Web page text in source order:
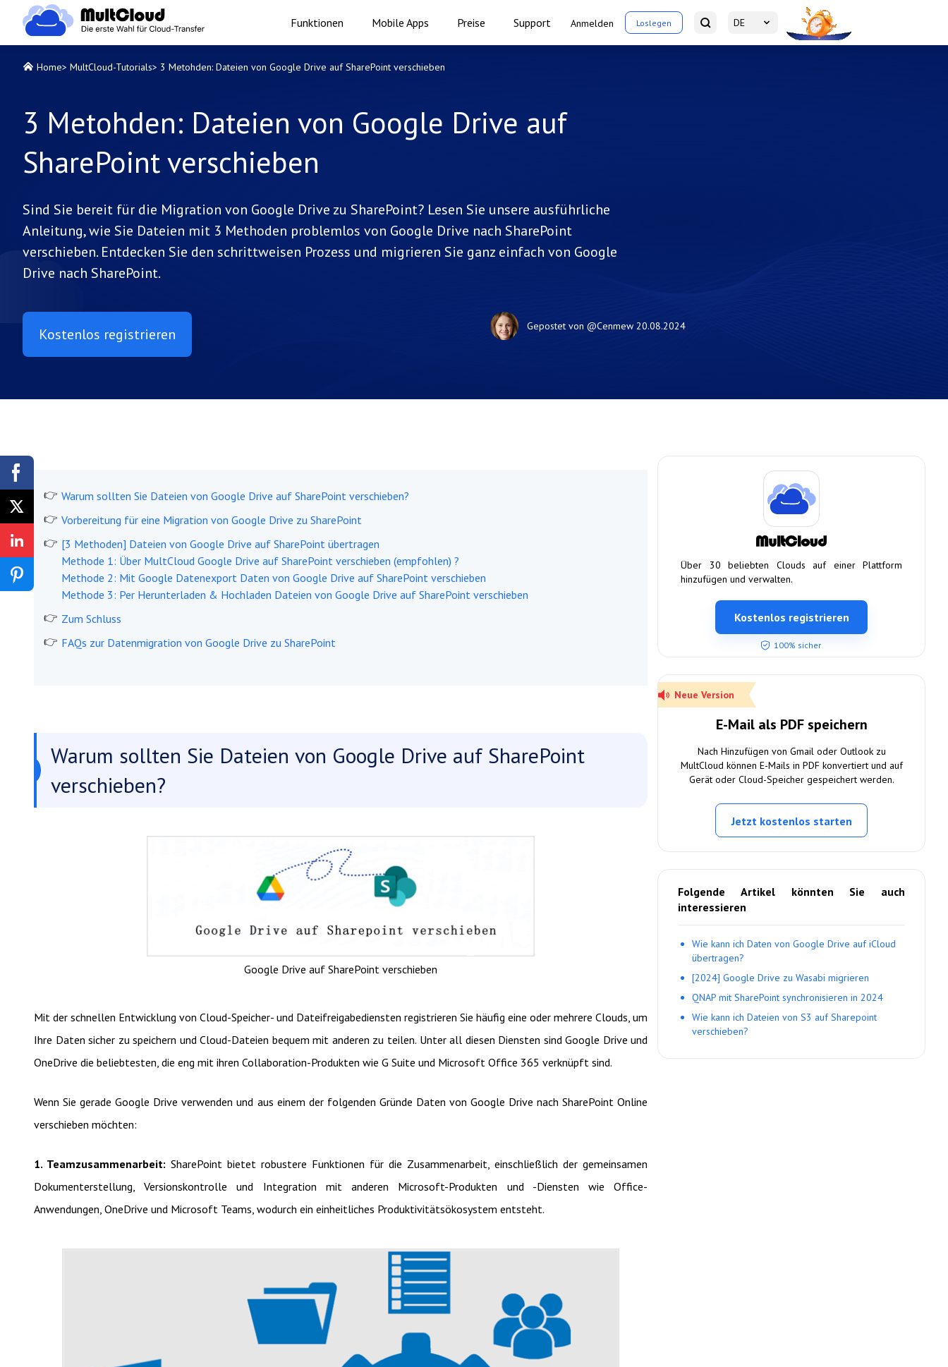
Funktionen Mobile Apps Preise Support Anmelden Loslegen DE
Home> MultCloud-Tutorials> 3 Metohden: Dateien von Google Drive auf SharePoint verschieben
3 Metohden: Dateien von Google Drive auf
SharePoint verschieben
Sind Sie bereit für die Migration von Google Drive zu SharePoint? Lesen Sie unsere ausführliche
Anleitung, wie Sie Dateien mit 3 Methoden problemlos von Google Drive nach SharePoint
verschieben. Entdecken Sie den schrittweisen Prozess und migrieren Sie ganz einfach von Google
Drive nach SharePoint.
Kostenlos registrieren Gepostet von @Cenmew 20.08.2024
Warum sollten Sie Dateien von Google Drive auf SharePoint verschieben?
Vorbereitung für eine Migration von Google Drive zu SharePoint
[3 Methoden] Dateien von Google Drive auf SharePoint übertragen
Methode 1: Über MultCloud Google Drive auf SharePoint verschieben (empfohlen) ?
Methode 2: Mit Google Datenexport Daten von Google Drive auf SharePoint verschieben
Methode 3: Per Herunterladen & Hochladen Dateien von Google Drive auf SharePoint verschieben
Zum Schluss
FAQs zur Datenmigration von Google Drive zu SharePoint
Warum sollten Sie Dateien von Google Drive auf SharePoint
verschieben?
Google Drive auf SharePoint verschieben
Mit der schnellen Entwicklung von Cloud-Speicher- und Dateifreigabediensten registrieren Sie häufig eine oder mehrere Clouds, um
Ihre Daten sicher zu speichern und Cloud-Dateien bequem mit anderen zu teilen. Unter all diesen Diensten sind Google Drive und
OneDrive die beliebtesten, die eng mit ihren Collaboration-Produkten wie G Suite und Microsoft Office 365 verknüpft sind.
Wenn Sie gerade Google Drive verwenden und aus einem der folgenden Gründe Daten von Google Drive nach SharePoint Online
verschieben möchten:
1. Teamzusammenarbeit: SharePoint bietet robustere Funktionen für die Zusammenarbeit, einschließlich der gemeinsamen
Dokumenterstellung, Versionskontrolle und Integration mit anderen Microsoft-Produkten und -Diensten wie Office-
Anwendungen, OneDrive und Microsoft Teams, wodurch ein einheitliches Produktivitätsökosystem entsteht.
Über 30 beliebten Clouds auf einer Plattform
hinzufügen und verwalten.
Kostenlos registrieren
100% sicher
Neue Version
E-Mail als PDF speichern
Nach Hinzufügen von Gmail oder Outlook zu
MultCloud können E-Mails in PDF konvertiert und auf
Gerät oder Cloud-Speicher gespeichert werden.
Jetzt kostenlos starten
Folgende Artikel könnten Sie auch
interessieren
Wie kann ich Daten von Google Drive auf iCloud
übertragen?
[2024] Google Drive zu Wasabi migrieren
QNAP mit SharePoint synchronisieren in 2024
Wie kann ich Dateien von S3 auf Sharepoint
verschieben?